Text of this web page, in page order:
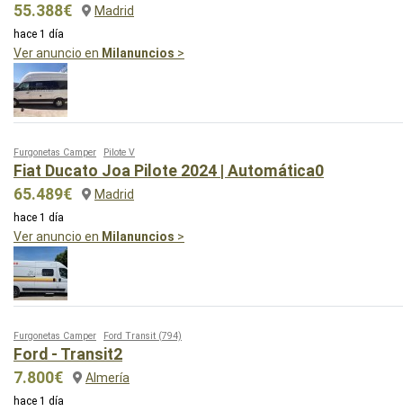
55.388€
Madrid
hace 1 día
Ver anuncio en Milanuncios >
Furgonetas Camper Pilote V
Fiat Ducato Joa Pilote 2024 | Automática0
65.489€
Madrid
hace 1 día
Ver anuncio en Milanuncios >
Furgonetas Camper Ford Transit (794)
Ford - Transit2
7.800€
Almería
hace 1 día